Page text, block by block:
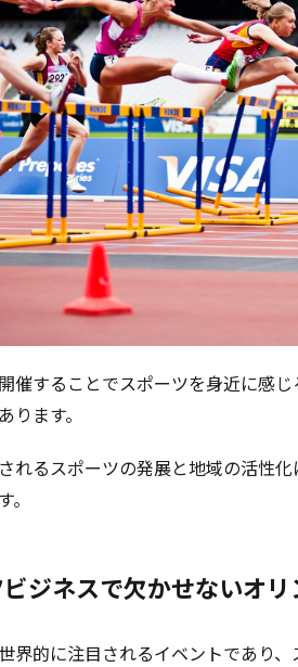
催することでスポーツを身近に感
ります。
れるスポーツの発展と地域の活性
ジネスで欠かせないオ
界的に注目されるイベントであり